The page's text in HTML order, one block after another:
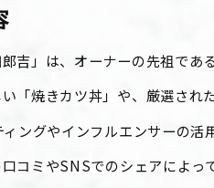
郎吉」は、オーナーの先祖であ
「焼きカツ丼」や、厳選され
ングやインフルエンサーの活
コミやSNSでのシェアによっ